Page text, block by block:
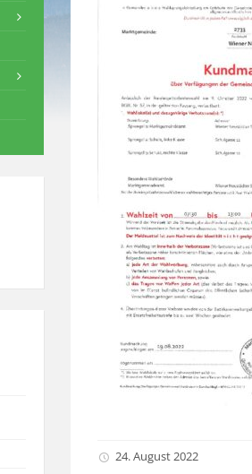
24. August 2022